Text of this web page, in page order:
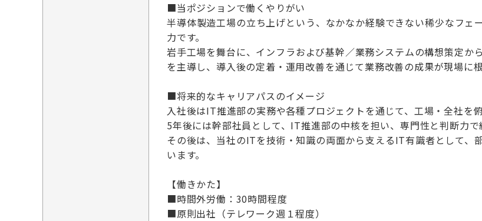
■当ポジションで働くやりがい
半導体製造工場の立ち上げという、なかなか経験できない稀少なフ
力です。
岩手工場を舞台に、インフラおよび基幹／業務システムの構想策定
を主導し、導入後の定着・運用改善を通じて業務改善の成果が現場に
■将来的なキャリアパスのイメージ
入社後はIT推進部の実務や各種プロジェクトを通じて、工場・全社を
5年後には幹部社員として、IT推進部の中核を担い、専門性と判断力で
その後は、当社のITを技術・知識の両面から支えるIT有識者として、
います。
【働きかた】
■時間外労働：30時間程度
■原則出社（テレワーク週１程度）